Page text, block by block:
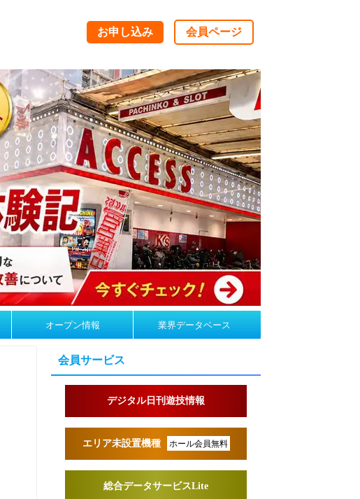
お申し込み 会員ページ
オープン情報 業界データベース
会員サービス
デジタル日刊遊技情報
エリア未設置機種 ホール会員無料
総合データサービスLite